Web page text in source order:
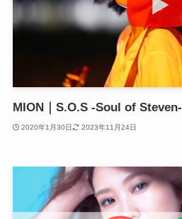
MION｜S.O.S -Soul of Steven-
2020年1月30日 2023年11月24日